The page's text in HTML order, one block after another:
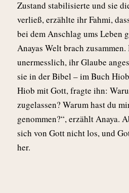
Zustand stabilisierte und sie
verließ, erzählte ihr Fahmi,
bei dem Anschlag ums Leben
Anayas Welt brach
unermesslich, ihr Glaube
sie in der Bibel – im Buch
Hiob mit Gott, fragte ihn:
zugelassen? Warum hast du
genommen?“, erzählt Anaya.
sich von Gott nicht los, und
her.